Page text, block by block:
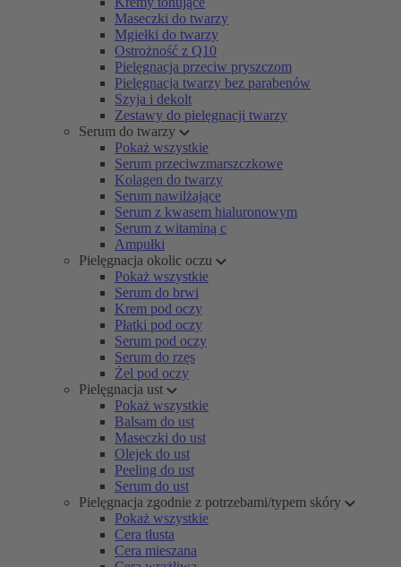
Maseczki do twarzy
Mgiełki do twarzy
Ostrożność z Q10
Pielęgnacja przeciw pryszczom
Pielęgnacja twarzy bez parabenów
Szyja i dekolt
Zestawy do pielęgnacji twarzy
Serum do twarzy
Pokaż wszystkie
Serum przeciwzmarszczkowe
Kolagen do twarzy
Serum nawilżające
Serum z kwasem hialuronowym
Serum z witaminą c
Ampułki
Pielęgnacja okolic oczu
Pokaż wszystkie
Serum do brwi
Krem pod oczy
Płatki pod oczy
Serum pod oczy
Serum do rzęs
Żel pod oczy
Pielęgnacja ust
Pokaż wszystkie
Balsam do ust
Maseczki do ust
Olejek do ust
Peeling do ust
Serum do ust
Pielęgnacja zgodnie z potrzebami/typem skóry
Pokaż wszystkie
Cera tłusta
Cera mieszana